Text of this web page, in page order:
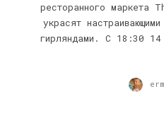
ресторанного маркета
украсят
гирляндами. С 18:30